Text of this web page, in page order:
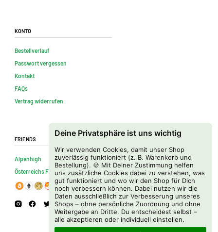
Deine Privatsphäre ist uns wichtig
Wir verwenden Cookies, damit unser Shop
zuverlässig funktioniert (z. B. Warenkorb und
Bestellung). 🍪 Mit Deiner Zustimmung helfen
uns zusätzliche Cookies dabei zu verstehen, was
gut funktioniert und wo wir den Shop für Dich
noch verbessern können. Dabei nutzen wir die
Daten ausschließlich zur Verbesserung unseres
Shops – ohne persönliche Zuordnung und ohne
Weitergabe an Dritte. Du entscheidest selbst –
alle akzeptieren oder individuell einstellen.
Konto
Bestellverlauf
Passwort vergessen
Kontakt
FAQs
Vertrag widerrufen
Friends
Alpenhigh
Österreichs Firmenverzeichnis